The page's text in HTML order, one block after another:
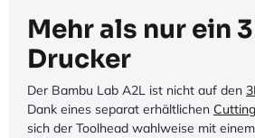
Mehr als nur ein
Drucker
Der Bambu Lab A2L ist nicht auf den
Dank eines separat erhältlichen
sich der Toolhead wahlweise mit